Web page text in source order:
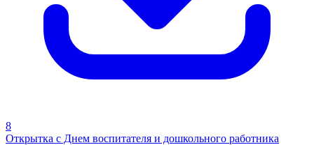
8
Открытка с Днем воспитателя и дошкольного работника